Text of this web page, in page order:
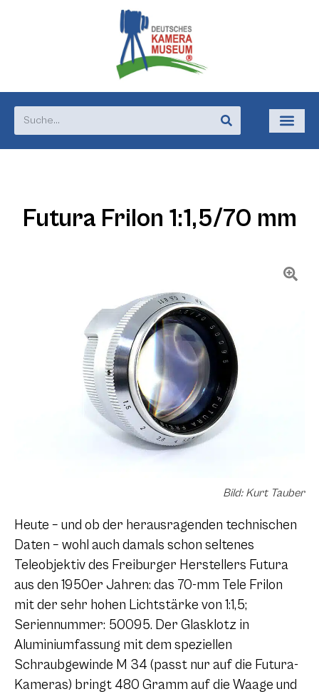
Futura Frilon 1:1,5/70 mm
Bild: Kurt Tauber
Heute – und ob der herausragenden technischen
Daten – wohl auch damals schon seltenes
Teleobjektiv des Freiburger Herstellers Futura
aus den 1950er Jahren: das 70-mm Tele Frilon
mit der sehr hohen Lichtstärke von 1:1,5;
Seriennummer: 50095. Der Glasklotz in
Aluminiumfassung mit dem speziellen
Schraubgewinde M 34 (passt nur auf die Futura-
Kameras) bringt 480 Gramm auf die Waage und